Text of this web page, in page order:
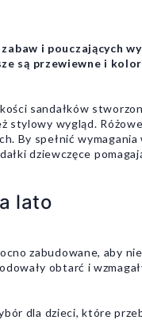
i pouczających
są przewiewne i
sandałków
wygląd.
By spełnić
dziewczęce
lato
zabudowane, aby
obtarć i
dla dzieci, które